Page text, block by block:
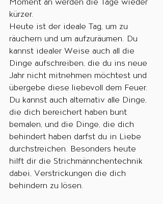
kürzer.
Heute ist der ideale Tag, um zu
räuchern und um aufzuräumen. Du
kannst idealer Weise auch all die
Dinge aufschreiben, die du ins neue
Jahr nicht mitnehmen möchtest und
übergebe diese liebevoll dem Feuer.
Du kannst auch alternativ alle Dinge,
die dich bereichert haben bunt
bemalen, und die Dinge, die dich
behindert haben darfst du in Liebe
durchstreichen. Besonders heute
hilft dir die Strichmännchentechnik
dabei, Verstrickungen die dich
behindern zu lösen.